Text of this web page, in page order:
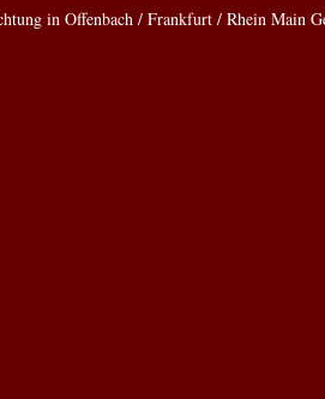
in Offenbach / Frankfurt / Rhein Main